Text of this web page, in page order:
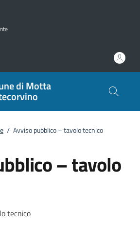
di Motta
/ Avviso pubblico – tavolo tecnico
– tavolo
notizia
tecnico